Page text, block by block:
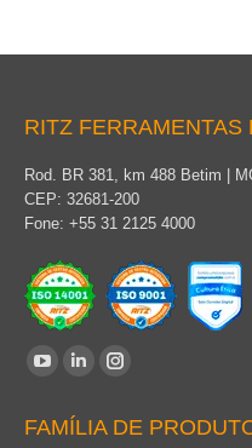
RITZ FERRAMENTAS
Rod. BR 381, km 488 Betim |
CEP: 32681-200
Fone: +55 31 2125 4000
Encontre-nos em:
opens
Linkedin
opens
Instagram
opens
FAMÍLIA DE